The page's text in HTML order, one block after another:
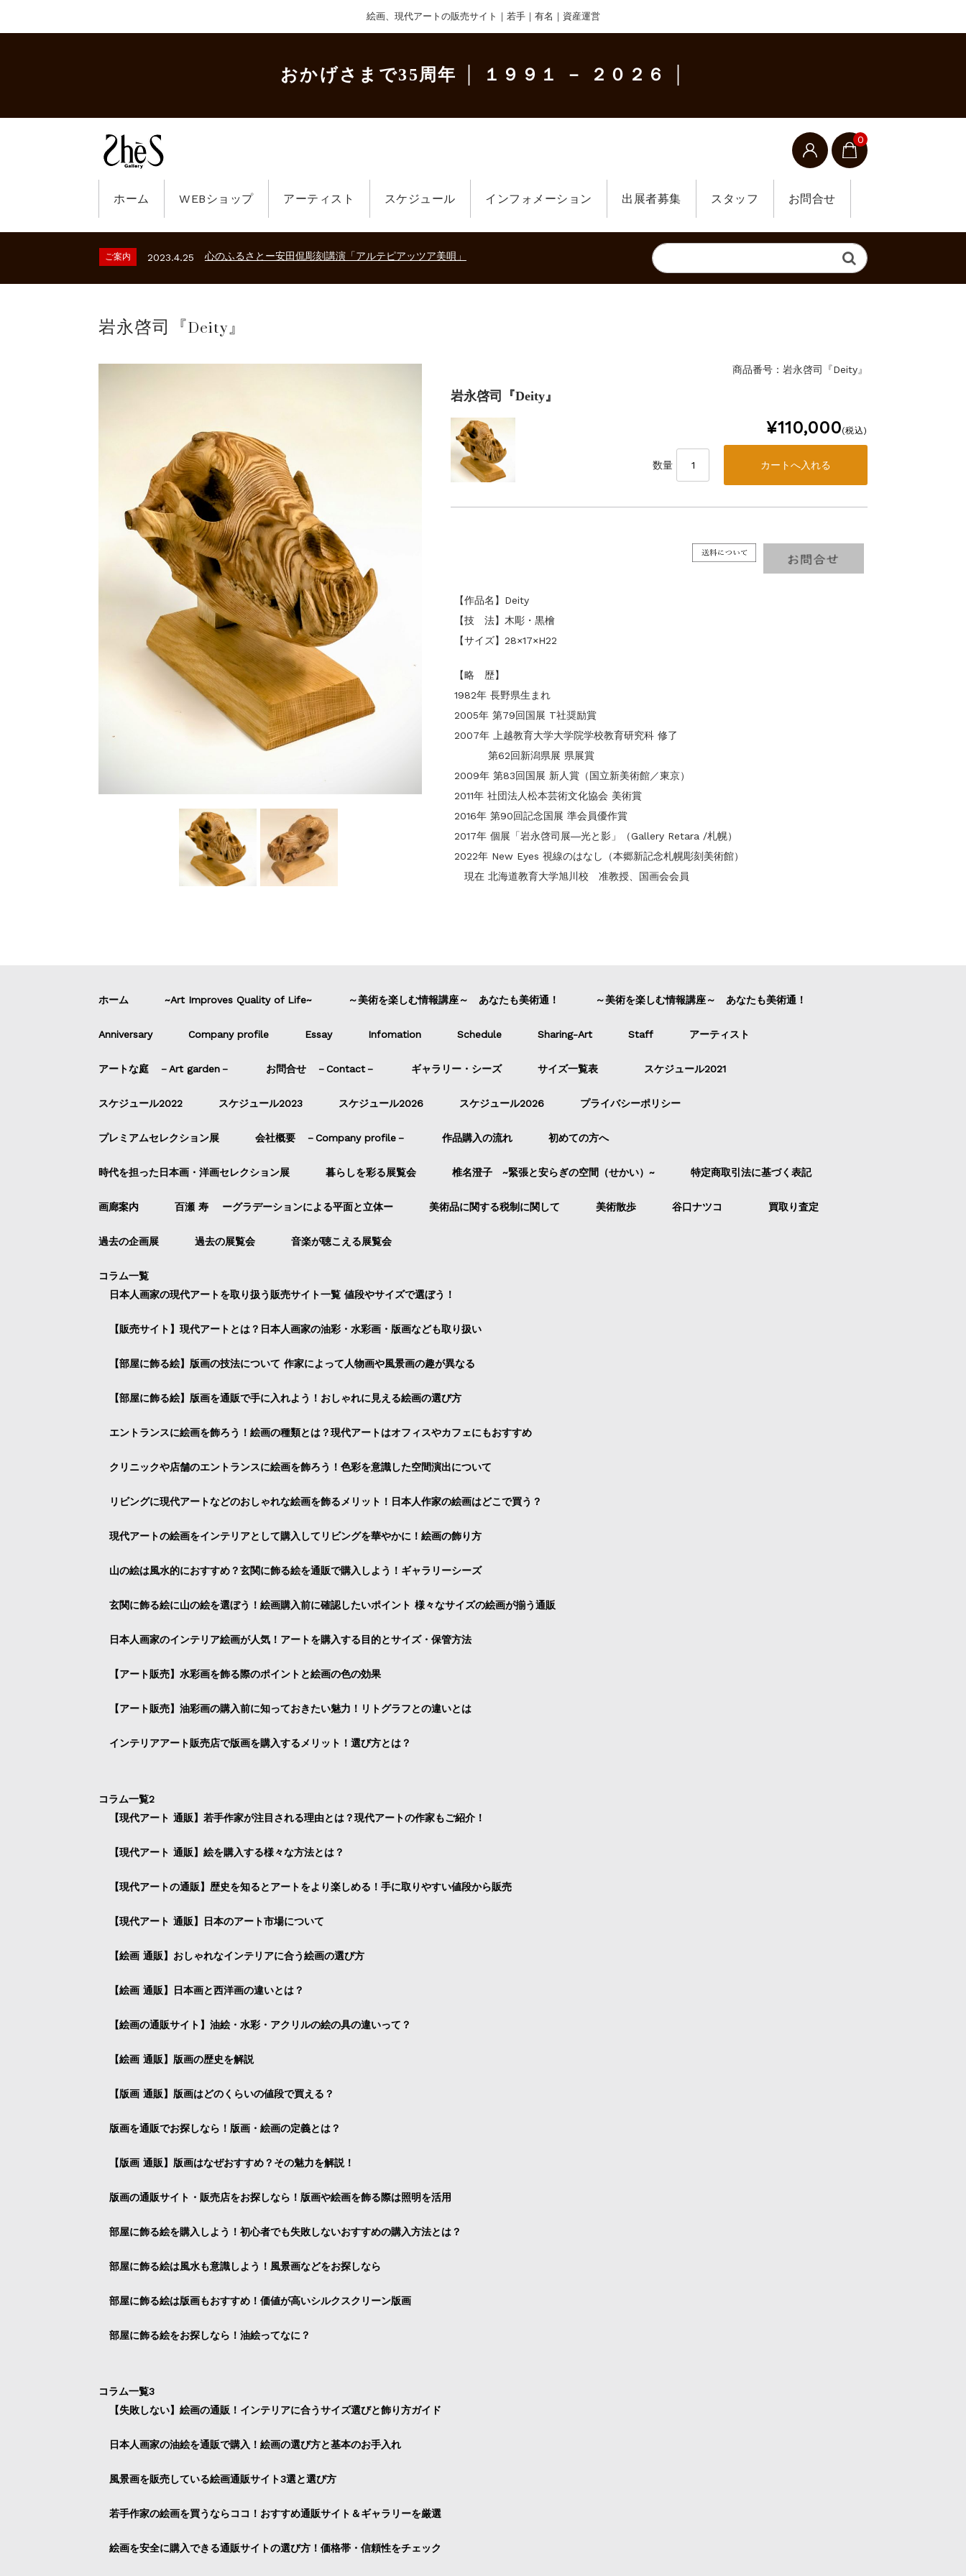
絵画、現代アートの販売サイト｜若手｜有名｜資産運営
おかげさまで35周年 │ １９９１ － ２０２６ │
0
ホーム WEBショップ アーティスト スケジュール インフォメーション 出展者募集 スタッフ お問合せ
2023.2.25 ギャラリーシーズ「秋の美術散歩 京都・大阪 ～二都物語～」
ご案内 2023.4.25 心のふるさとー安田侃彫刻講演「アルテピアッツア美唄」
2023.4.25
ご案内 2023.2.25 ギャラリーシーズ「秋の美術散歩 京都・大阪 ～二都物語～」
岩永啓司『Deity』
商品番号：岩永啓司『Deity』
岩永啓司『Deity』
¥110,000(税込)
数量
【作品名】Deity
【技 法】木彫・黒檜
【サイズ】28×17×H22
【略 歴】
1982年 長野県生まれ
2005年 第79回国展 T社奨励賞
2007年 上越教育大学大学院学校教育研究科 修了
第62回新潟県展 県展賞
2009年 第83回国展 新人賞（国立新美術館／東京）
2011年 社団法人松本芸術文化協会 美術賞
2016年 第90回記念国展 準会員優作賞
2017年 個展「岩永啓司展―光と影」（Gallery Retara /札幌）
2022年 New Eyes 視線のはなし（本郷新記念札幌彫刻美術館）
現在 北海道教育大学旭川校 准教授、国画会会員
ホーム ~Art Improves Quality of Life~ ～美術を楽しむ情報講座～ あなたも美術通！ ～美術を楽しむ情報講座～ あなたも美術通！
Anniversary Company profile Essay Infomation Schedule Sharing-Art Staff アーティスト
アートな庭 －Art garden－ お問合せ －Contact－ ギャラリー・シーズ サイズ一覧表 スケジュール2021
スケジュール2022 スケジュール2023 スケジュール2026 スケジュール2026 プライバシーポリシー
プレミアムセレクション展 会社概要 －Company profile－ 作品購入の流れ 初めての方へ
時代を担った日本画・洋画セレクション展 暮らしを彩る展覧会 椎名澄子 ~緊張と安らぎの空間（せかい）~ 特定商取引法に基づく表記
画廊案内 百瀬 寿 ーグラデーションによる平面と立体ー 美術品に関する税制に関して 美術散歩 谷口ナツコ 買取り査定
過去の企画展 過去の展覧会 音楽が聴こえる展覧会
コラム一覧
日本人画家の現代アートを取り扱う販売サイト一覧 値段やサイズで選ぼう！
【販売サイト】現代アートとは？日本人画家の油彩・水彩画・版画なども取り扱い
【部屋に飾る絵】版画の技法について 作家によって人物画や風景画の趣が異なる
【部屋に飾る絵】版画を通販で手に入れよう！おしゃれに見える絵画の選び方
エントランスに絵画を飾ろう！絵画の種類とは？現代アートはオフィスやカフェにもおすすめ
クリニックや店舗のエントランスに絵画を飾ろう！色彩を意識した空間演出について
リビングに現代アートなどのおしゃれな絵画を飾るメリット！日本人作家の絵画はどこで買う？
現代アートの絵画をインテリアとして購入してリビングを華やかに！絵画の飾り方
山の絵は風水的におすすめ？玄関に飾る絵を通販で購入しよう！ギャラリーシーズ
玄関に飾る絵に山の絵を選ぼう！絵画購入前に確認したいポイント 様々なサイズの絵画が揃う通販
日本人画家のインテリア絵画が人気！アートを購入する目的とサイズ・保管方法
【アート販売】水彩画を飾る際のポイントと絵画の色の効果
【アート販売】油彩画の購入前に知っておきたい魅力！リトグラフとの違いとは
インテリアアート販売店で版画を購入するメリット！選び方とは？
コラム一覧2
【現代アート 通販】若手作家が注目される理由とは？現代アートの作家もご紹介！
【現代アート 通販】絵を購入する様々な方法とは？
【現代アートの通販】歴史を知るとアートをより楽しめる！手に取りやすい値段から販売
【現代アート 通販】日本のアート市場について
【絵画 通販】おしゃれなインテリアに合う絵画の選び方
【絵画 通販】日本画と西洋画の違いとは？
【絵画の通販サイト】油絵・水彩・アクリルの絵の具の違いって？
【絵画 通販】版画の歴史を解説
【版画 通販】版画はどのくらいの値段で買える？
版画を通販でお探しなら！版画・絵画の定義とは？
【版画 通販】版画はなぜおすすめ？その魅力を解説！
版画の通販サイト・販売店をお探しなら！版画や絵画を飾る際は照明を活用
部屋に飾る絵を購入しよう！初心者でも失敗しないおすすめの購入方法とは？
部屋に飾る絵は風水も意識しよう！風景画などをお探しなら
部屋に飾る絵は版画もおすすめ！価値が高いシルクスクリーン版画
部屋に飾る絵をお探しなら！油絵ってなに？
コラム一覧3
【失敗しない】絵画の通販！インテリアに合うサイズ選びと飾り方ガイド
日本人画家の油絵を通販で購入！絵画の選び方と基本のお手入れ
風景画を販売している絵画通販サイト3選と選び方
若手作家の絵画を買うならココ！おすすめ通販サイト＆ギャラリーを厳選
絵画を安全に購入できる通販サイトの選び方！価格帯・信頼性をチェック